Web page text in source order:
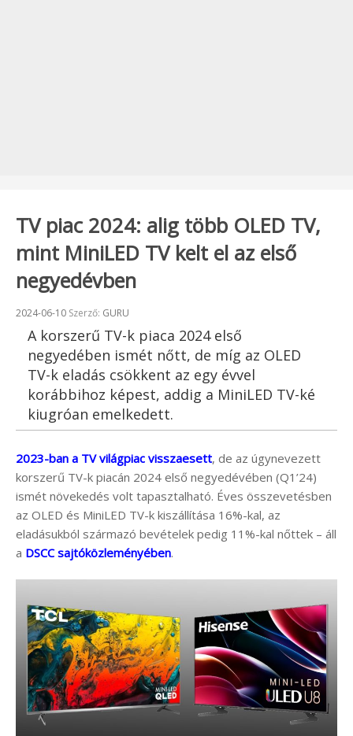
TV piac 2024: alig több OLED TV,
mint MiniLED TV kelt el az első
negyedévben
Beküldve:
2024-06-10 Szerző: GURU
A korszerű TV-k piaca 2024 első
negyedében ismét nőtt, de míg az OLED
TV-k eladás csökkent az egy évvel
korábbihoz képest, addig a MiniLED TV-ké
kiugróan emelkedett.
2023-ban a TV világpiac visszaesett, de az úgynevezett
korszerű TV-k piacán 2024 első negyedévében (Q1’24)
ismét növekedés volt tapasztalható. Éves összevetésben
az OLED és MiniLED TV-k kiszállítása 16%-kal, az
eladásukból származó bevételek pedig 11%-kal nőttek – áll
a DSCC sajtóközleményében.